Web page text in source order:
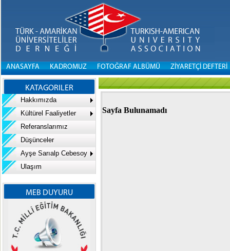
ANASAYFA KADROMUZ FOTOĞRAF ALBÜMÜ ZİYARETÇİ DEFTERİ
KATAGORILER
Hakkımızda
Kültürel Faaliyetler
Referanslarımız
Düşünceler
Ayşe Sarıalp Cebesoy
Ulaşım
MEB DUYURU
Sayfa Bulunamadı